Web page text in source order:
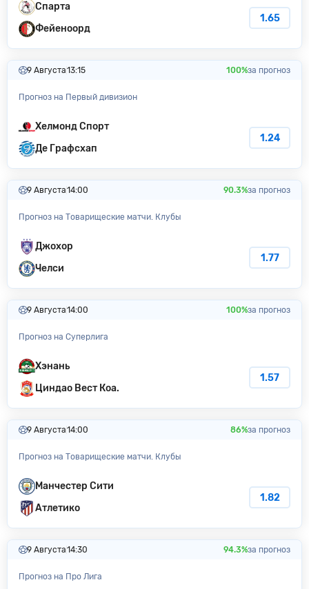
Спарта
Фейеноорд
1.65
9 Августа13:15 100%за прогноз
Прогноз на Первый дивизион
Хелмонд Спорт
Де Графсхап
1.24
9 Августа14:00 90.3%за прогноз
Прогноз на Товарищеские матчи. Клубы
Джохор
Челси
1.77
9 Августа14:00 100%за прогноз
Прогноз на Суперлига
Хэнань
Циндао Вест Коа.
1.57
9 Августа14:00 86%за прогноз
Прогноз на Товарищеские матчи. Клубы
Манчестер Сити
Атлетико
1.82
9 Августа14:30 94.3%за прогноз
Прогноз на Про Лига